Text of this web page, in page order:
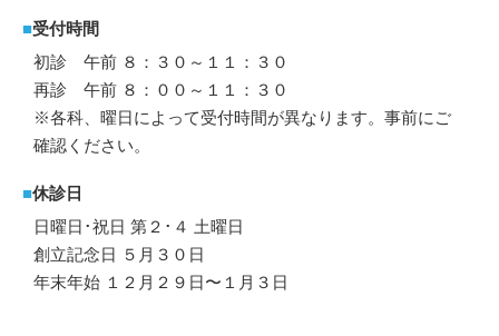
■受付時間
初診 午前 ８：３０～１１：３０
再診 午前 ８：００～１１：３０
※各科、曜日によって受付時間が異なります。事前にご
確認ください。
■休診日
日曜日･祝日 第２･４ 土曜日
創立記念日 ５月３０日
年末年始 １２月２９日〜１月３日